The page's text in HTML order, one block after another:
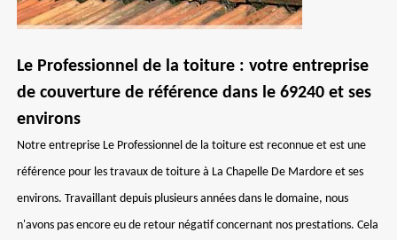
Le Professionnel de la toiture : votre entreprise
de couverture de référence dans le 69240 et ses
environs
Notre entreprise Le Professionnel de la toiture est reconnue et est une
référence pour les travaux de toiture à La Chapelle De Mardore et ses
environs. Travaillant depuis plusieurs années dans le domaine, nous
n'avons pas encore eu de retour négatif concernant nos prestations. Cela